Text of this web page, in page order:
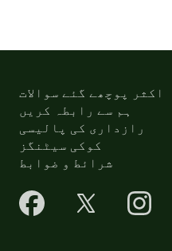
اکثر پوچھے گئے سوالات
ہم سے رابطہ کریں
رازداری کی پالیسی
کوکی سیٹنگز
شرائط و ضوابط